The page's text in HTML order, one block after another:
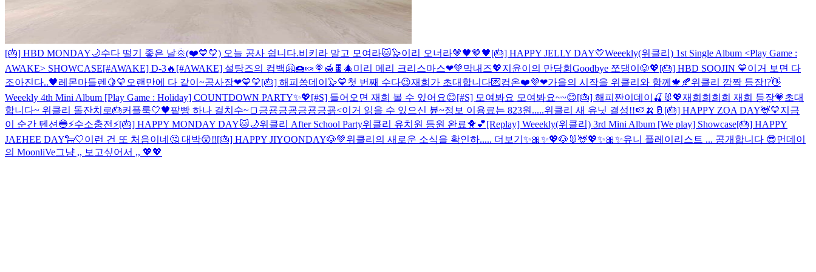
[🎂] HBD MONDAY🌙수다 떨기 좋은 날🌞(❤️💙💛) 오늘 공사 쉽니다.비키라 말고 모여라🐱🦭이리 오너라🤎🖤🤎🖤[🎂] HAPPY JELLY DAY💛Weeekly(위클리) 1st Single Album <Play Game :
AWAKE> SHOWCASE[#AWAKE] D-3🔥 [#AWAKE] 설탕즈의 컴백🤗🍩🍬🍭🍯🍫 🎄미리 메리 크리스마스❤💚막내즈💖지윤이의 만담회 Goodbye 쪼댕이🐶💖[🎂] HBD SOOJIN 💙이거 보면 다
조아진다..🖤레몬마들렌🍋💛 오랜만에 다 같이~공사장❤💙💛[🎂] 해피쏭데이🦭💙첫 번째 수다😉재희가 초대합니다💌컴온❤️💜❤가을의 시작을 위클리와 함께🍁🍂위클리 깜짝 등장!?👋
Weeekly 4th Mini Album [Play Game : Holiday] COUNTDOWN PARTY✨💖[#S] 들어오면 재희 볼 수 있어요😊[#S] 모여봐요 모여봐요~~😊[🎂] 해피짠이데이🍒🐰💖재희희희희 재희 등장💗초대
합니다~ 위클리 돌잔치로🎂커플룩🤍🖤팥빵 하나 걸치수~🍞 긍굥긍굥긍굥긍굙<이거 읽을 수 있으신 뷴~정보 이용료는 823원.....위클리 새 유닛 결성!!🍉🍌🥛 [🎂] HAPPY ZOA DAY🦌💛지금
이 순간 텐션🔵⚡️수소충전⚡️[🎂] HAPPY MONDAY DAY🐱🌙위클리 After School Party위클리 유치원 등원 완료🐥💕[Replay] Weeekly(위클리) 3rd Mini Album [We play] Showcase[🎂] HAPPY
JAEHEE DAY🐑🤍이런 건 또 처음이네🤔 대박😲‼️[🎂] HAPPY JIYOONDAY🐶💚위클리의 새로운 소식을 확인하..... 더보기 ✨🎀✨💖🐶🐰🦌💖✨🎀✨유니 플레이리스트 ... 공개합니다 😎먼데이
의 MoonliVe그냥 ,, 보고싶어서 ,, 💖💖